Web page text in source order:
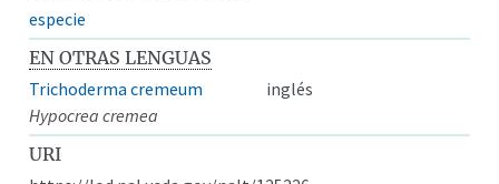
especie
EN OTRAS LENGUAS
Trichoderma cremeum
inglés
Hypocrea cremea
URI